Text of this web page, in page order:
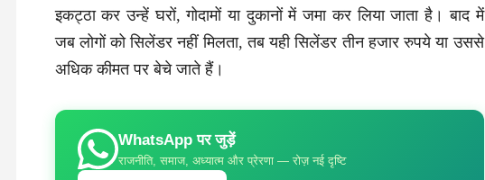
इकट्ठा कर उन्हें घरों, गोदामों या दुकानों में जमा कर लिया जाता है। बाद में
जब लोगों को सिलेंडर नहीं मिलता, तब यही सिलेंडर तीन हजार रुपये या उससे
अधिक कीमत पर बेचे जाते हैं।
WhatsApp पर जुड़ें
राजनीति, समाज, अध्यात्म और प्रेरणा — रोज़ नई दृष्टि